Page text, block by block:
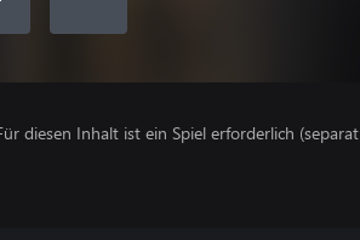
diesen Inhalt ist ein Spiel erforderlich